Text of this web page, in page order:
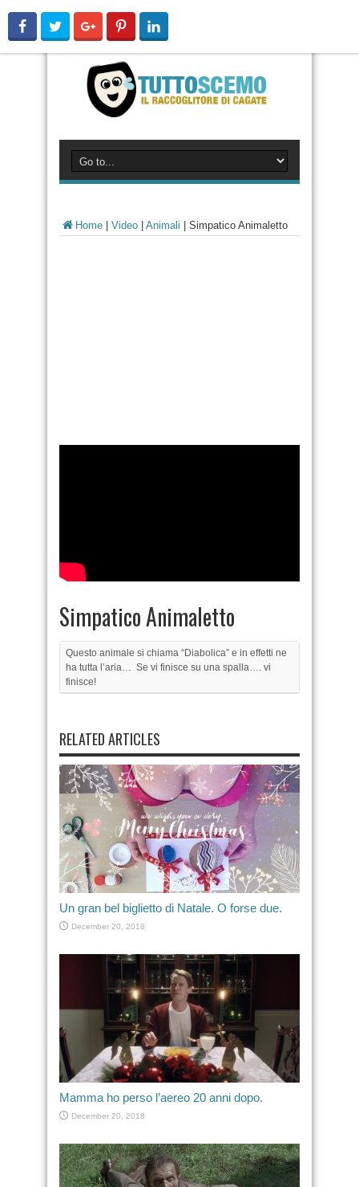
Home Video Animali Simpatico Animaletto
Simpatico Animaletto
Questo animale si chiama “Diabolica” e in effetti ne
ha tutta l’aria… Se vi finisce su una spalla…. vi
finisce!
RELATED ARTICLES
Un gran bel biglietto di Natale. O forse due.
December 20, 2018
Mamma ho perso l’aereo 20 anni dopo.
December 20, 2018